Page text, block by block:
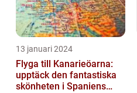
13 januari 2024
Flyga till Kanarieöarna:
upptäck den fantastiska
skönheten i Spaniens